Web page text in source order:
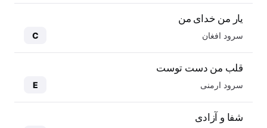
یار من خدای من
سرود افغان C
قلب من دست توست
سرود ارمنی E
شفا و آزادی